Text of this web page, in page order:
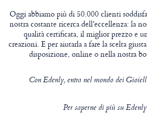
Oggi abbiamo più di 50.000 clienti
nostra costante ricerca dell'eccellenza: la
qualità certificata, il miglior prezzo e
creazioni. E per aiutarla a fare la scelta
disposizione, online o nella nostra
Con Edenly, entra nel mondo dei
Per saperne di più su Edenly